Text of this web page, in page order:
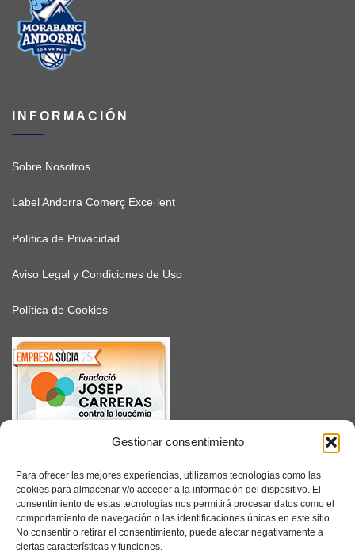
Gestionar consentimiento
Para ofrecer las mejores experiencias, utilizamos tecnologías como las
cookies para almacenar y/o acceder a la información del dispositivo. El
consentimiento de estas tecnologías nos permitirá procesar datos como el
comportamiento de navegación o las identificaciones únicas en este sitio.
No consentir o retirar el consentimiento, puede afectar negativamente a
ciertas características y funciones.
INFORMACIÓN
Sobre Nosotros
Label Andorra Comerç Exce·lent
Política de Privacidad
Aviso Legal y Condiciones de Uso
Política de Cookies
SUSCRÍBETE
Facebook